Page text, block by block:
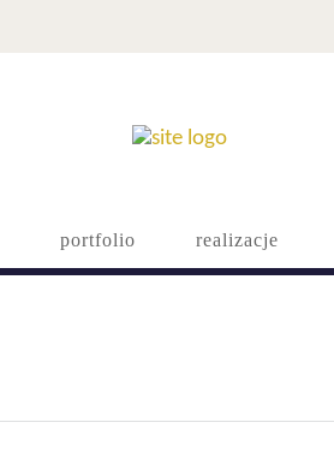
portfolio realizacje